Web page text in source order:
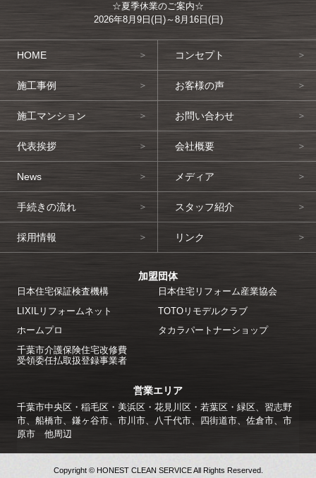
☆夏季休業のご案内☆
2026年8月9日(日)～8月16日(日)
HOME コンセプト
施工事例 お客様の声
施工マンション お問い合わせ
代表挨拶 会社概要
News メディア
手続きの流れ スタッフ紹介
採用情報 リンク
加盟団体
日本住宅保証検査機構
日本住宅リフォーム産業協会
LIXILリフォームネット
TOTOリモデルクラブ
ホームプロ
タカラパートナーショップ
千葉市介護保険住宅改修費
受領委任払取扱登録事業者
営業エリア
千葉市中央区・稲毛区・美浜区・花見川区・若葉区・緑区、習志野
市、船橋市、鎌ヶ谷市、市川市、八千代市、四街道市、佐倉市、市
原市 他周辺
Copyright © HONEST CLEAN SERVICE All Rights Reserved.